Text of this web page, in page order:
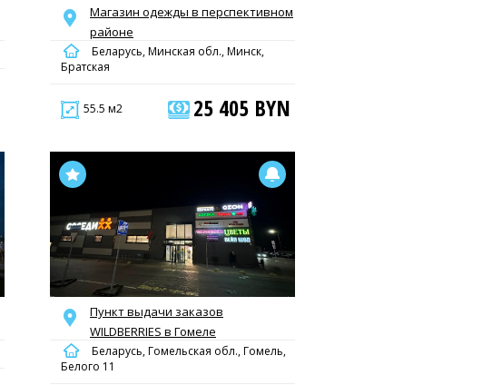
Магазин одежды в перспективном
районе
Беларусь, Минская обл., Минск,
Братская
55.5 м2 25 405 BYN
Пункт выдачи заказов
WILDBERRIES в Гомеле
Беларусь, Гомельская обл., Гомель,
Белого 11